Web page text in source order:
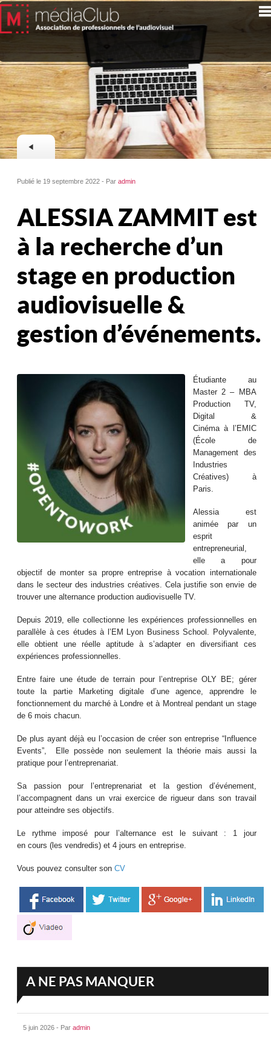
Publié le 19 septembre 2022 - Paradmin
ALESSIA ZAMMIT est
à la recherche d’un
stage en production
audiovisuelle &
gestion d’événements.
Étudiante au
Master 2 – MBA
Production TV,
Digital &
Cinéma à l’EMIC
(École de
Management des
Industries
Créatives) à
Paris.
Alessia est
animée par un
esprit
entrepreneurial,
elle a pour
objectif de monter sa propre entreprise à vocation internationale
dans le secteur des industries créatives. Cela justifie son envie de
trouver une alternance production audiovisuelle TV.
Depuis 2019, elle collectionne les expériences professionnelles en
parallèle à ces études à l’EM Lyon Business School. Polyvalente,
elle obtient une réelle aptitude à s’adapter en diversifiant ces
expériences professionnelles.
Entre faire une étude de terrain pour l’entreprise OLY BE; gérer
toute la partie Marketing digitale d’une agence, apprendre le
fonctionnement du marché à Londre et à Montreal pendant un stage
de 6 mois chacun.
De plus ayant déjà eu l’occasion de créer son entreprise “Influence
Events”, Elle possède non seulement la théorie mais aussi la
pratique pour l’entreprenariat.
Sa passion pour l’entreprenariat et la gestion d’événement,
l’accompagnent dans un vrai exercice de rigueur dans son travail
pour atteindre ses objectifs.
Le rythme imposé pour l’alternance est le suivant : 1 jour
en cours (les vendredis) et 4 jours en entreprise.
Vous pouvez consulter sonCV
A NE PAS MANQUER
5 juin 2026 - Paradmin